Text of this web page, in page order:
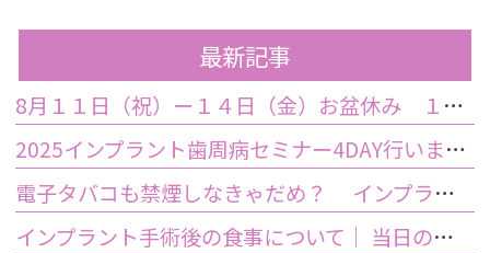
最新記事
8月１１日（祝）ー１４日（金）お盆休み １５日土曜日から診療しております
2025インプラント歯周病セミナー4DAY行いました
電子タバコも禁煙しなきゃだめ？ インプラント手術前後の喫煙が及ぼす影響とは？
インプラント手術後の食事について｜ 当日の注意点・いつから普通の食事ができる？